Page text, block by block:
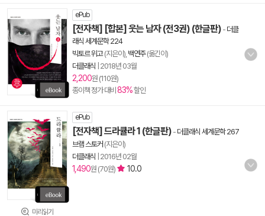
ePub
[전자책] [합본] 웃는 남자 (전3권) (한글판) - 더클
래식 세계문학 224
빅토르 위고(지은이), 백연주(옮긴이)
더클래식 2018년 03월
2,200원 (110원)
종이책 정가 대비 83%할인
미리읽기
ePub
[전자책] 드라큘라 1 (한글판) - 더클래식 세계문학 267
브램 스토커 (지은이)
더클래식 2016년 02월
1,490원 (70원) 10.0